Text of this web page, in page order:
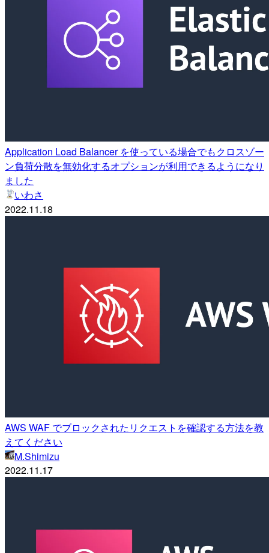
Application Load Balancer を使っている場合でもクロスゾー
ン負荷分散を無効化するオプションが利用できるようになり
ました
いわさ
2022.11.18
AWS WAF でブロックされたリクエストを確認する方法を教
えてください
M.Shimizu
2022.11.17